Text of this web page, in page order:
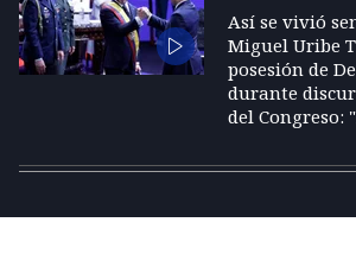
Así se vivió
Miguel Uribe
posesión de
durante
del Congreso: